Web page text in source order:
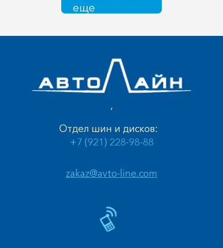
еще
,
zakaz@avto-line.com
Отдел шин и дисков:
+7 (921) 228-98-88